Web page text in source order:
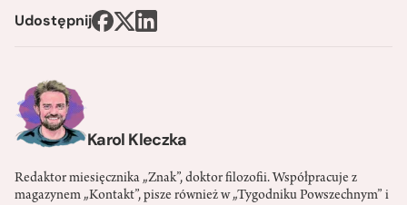
Karol Kleczka
Redaktor miesięcznika „Znak”, doktor filozofii. Współpracuje z
magazynem „Kontakt”, pisze również w „Tygodniku Powszechnym” i
Udostępnij